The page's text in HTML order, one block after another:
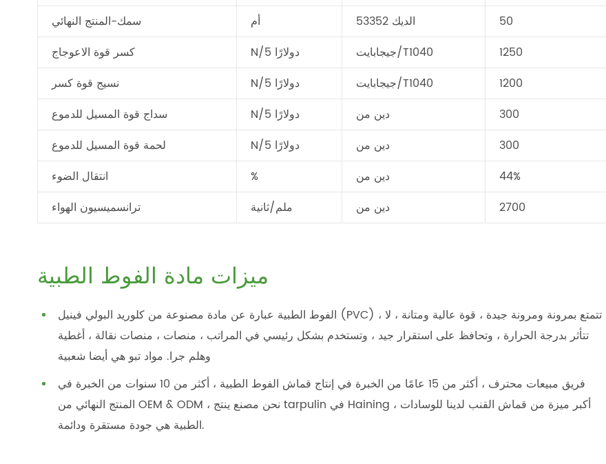
سمك-المنتج النهائي
أم الديك 53352
50
كسر قوة الاعوجاج
N/5 دولارًا جيجابايت/T1040
1250
نسيج قوة كسر
N/5 دولارًا جيجابايت/T1040
1200
سداج قوة المسيل للدموع
N/5 دولارًا دين من
300
لحمة قوة المسيل للدموع
N/5 دولارًا دين من
300
انتقال الضوء
% دين من
44%
ترانسميسيون الهواء
ملم/ثانية دين من 2700
ميزات مادة الفوط الطبية
الفوط الطبية عبارة عن مادة مصنوعة من كلوريد البولي فينيل (PVC) ، تتمتع بمرونة ومرونة جيدة ، قوة عالية ومتانة ، لا
تتأثر بدرجة الحرارة ، وتحافظ على استقرار جيد ، وتستخدم بشكل رئيسي في المراتب ، منصات ، منصات نقالة ، أغطية
وهلم جرا. مواد تبو هي أيضا شعبية
فريق مبيعات محترف ، أكثر من 15 عامًا من الخبرة في إنتاج قماش الفوط الطبية ، أكثر من 10 سنوات من الخبرة في
المنتج النهائي من OEM & ODM ، نحن مصنع ينتج tarpulin في Haining ، أكبر ميزة من قماش القنب لدينا للوسادات
الطبية هي جودة مستقرة ودائمة.